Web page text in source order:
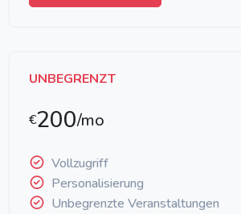
UNBEGRENZT
€200/mo
Vollzugriff
Personalisierung
Unbegrenzte Veranstaltungen